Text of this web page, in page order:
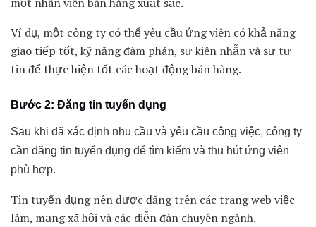
Ví dụ, một công ty có thể yêu cầu ứng viên có khả năng
giao tiếp tốt, kỹ năng đàm phán, sự kiên nhẫn và sự tự
tin để thực hiện tốt các hoạt động bán hàng.
Bước 2: Đăng tin tuyển dụng
Sau khi đã xác định nhu cầu và yêu cầu công việc, công ty
cần đăng tin tuyển dụng để tìm kiếm và thu hút ứng viên
phù hợp.
Tin tuyển dụng nên được đăng trên các trang web việc
làm, mạng xã hội và các diễn đàn chuyên ngành.